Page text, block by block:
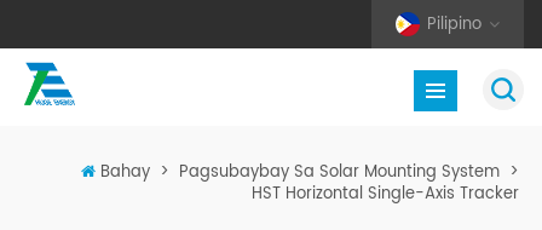
Pilipino
Bahay > Pagsubaybay Sa Solar Mounting System >
HST Horizontal Single-Axis Tracker